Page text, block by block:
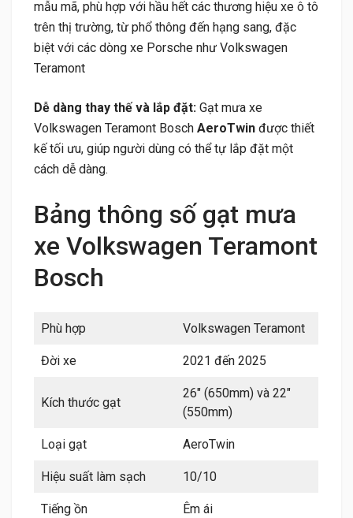
mẫu mã, phù hợp với hầu hết các thương hiệu xe ô tô
trên thị trường, từ phổ thông đến hạng sang, đặc
biệt với các dòng xe Porsche như Volkswagen
Teramont
Dễ dàng thay thế và lắp đặt: Gạt mưa xe
Volkswagen Teramont Bosch AeroTwin được thiết
kế tối ưu, giúp người dùng có thể tự lắp đặt một
cách dễ dàng.
Bảng thông số gạt mưa
xe Volkswagen Teramont
Bosch
Phù hợp Volkswagen Teramont
Đời xe 2021 đến 2025
Kích thước gạt
26″ (650mm) và 22″
(550mm)
Loại gạt AeroTwin
Hiệu suất làm sạch 10/10
Tiếng ồn Êm ái